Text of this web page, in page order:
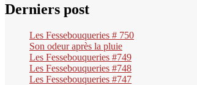
Derniers post
Les Fessebouqueries # 750
Son odeur après la pluie
Les Fessebouqueries #749
Les Fessebouqueries #748
Les Fessebouqueries #747